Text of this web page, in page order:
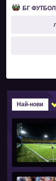
БГ ФУТБОЛ
Най-нови